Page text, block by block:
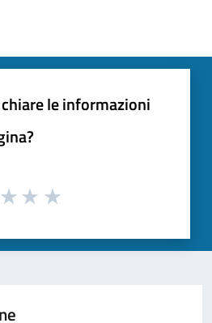
le informazioni